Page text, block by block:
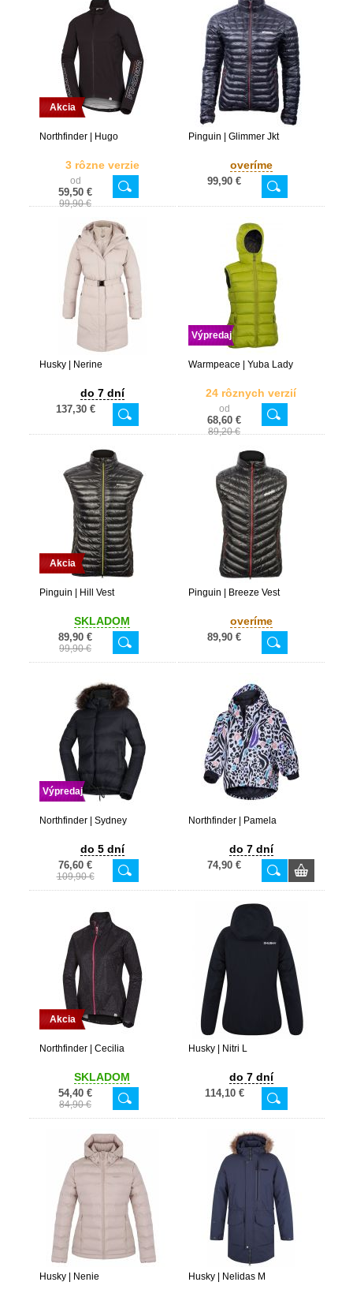
Akcia
Northfinder | Hugo
3 rôzne verzie
od
59,50 €
99,90 €
Pinguin | Glimmer Jkt
overíme
99,90 €
Husky | Nerine
do 7 dní
137,30 €
Výpredaj
Warmpeace | Yuba Lady
24 rôznych verzií
od
68,60 €
89,20 €
Akcia
Pinguin | Hill Vest
SKLADOM
89,90 €
99,90 €
Pinguin | Breeze Vest
overíme
89,90 €
Výpredaj
Northfinder | Sydney
do 5 dní
76,60 €
109,90 €
Northfinder | Pamela
do 7 dní
74,90 €
Akcia
Northfinder | Cecilia
SKLADOM
54,40 €
84,90 €
Husky | Nitri L
do 7 dní
114,10 €
Husky | Nenie Husky | Nelidas M